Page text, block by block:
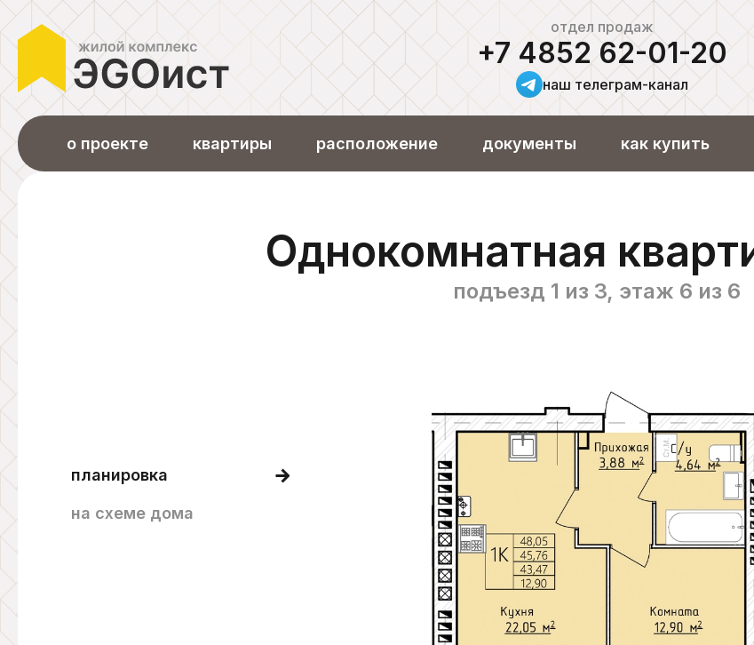
отдел продаж
+7 4852 62-01-20
наш телеграм-канал
о проекте квартиры расположение документы как купить
Однокомнатная
подъезд 1 из 3, этаж 6 из 6
планировка
на схеме дома